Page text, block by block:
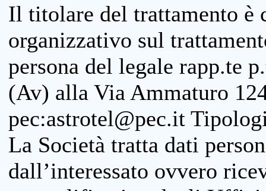
Il titolare del trattamento è
organizzativo sul
persona del legale rapp.te
(Av) alla Via Ammaturo
pec:astrotel@pec.it
La Società tratta dati
dall’interessato ovvero